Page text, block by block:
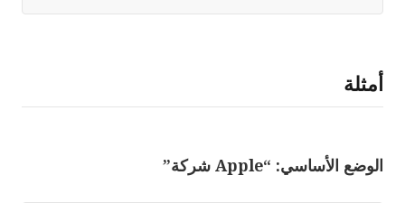
أمثلة
الوضع الأساسي: “Apple شركة”